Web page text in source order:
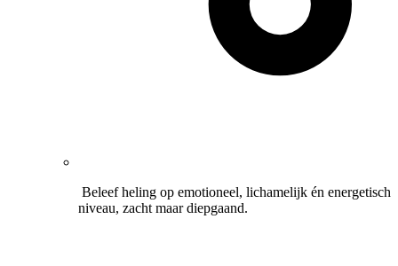
Beleef heling op emotioneel, lichamelijk én energetisch
niveau, zacht maar diepgaand.